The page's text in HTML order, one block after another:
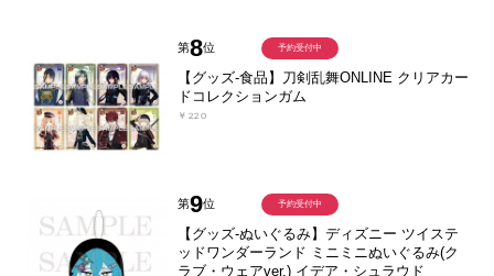
第8位
【グッズ-食品】刀剣乱舞ONLINE クリアカー
ドコレクションガム
￥220
予約受付中
第9位
【グッズ-ぬいぐるみ】ディズニー ツイステ
ッドワンダーランド ミニミニぬいぐるみ(ク
ラブ・ウェアver.) イデア・シュラウド
予約受付中